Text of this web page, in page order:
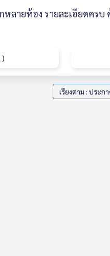
หลายห้อง รายละเอียดคร
เรียงตาม :